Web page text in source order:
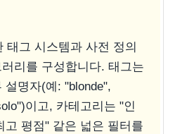
태그 시스템과 사전 정의
리를 구성합니다. 태그는
설명자(예: "blonde",
이고, 카테고리는 "인
고 평점" 같은 넓은 필터를